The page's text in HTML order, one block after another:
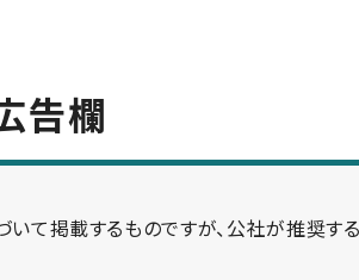
告欄
て掲載するものですが、公社が推奨す